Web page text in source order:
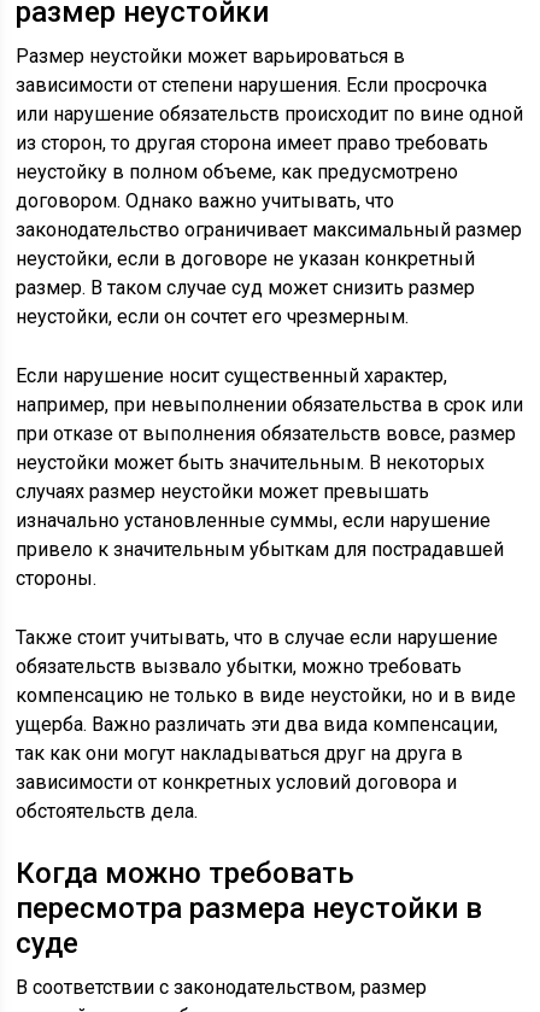
размер неустойки
Размер неустойки может варьироваться в
зависимости от степени нарушения. Если просрочка
или нарушение обязательств происходит по вине одной
из сторон, то другая сторона имеет право требовать
неустойку в полном объеме, как предусмотрено
договором. Однако важно учитывать, что
законодательство ограничивает максимальный размер
неустойки, если в договоре не указан конкретный
размер. В таком случае суд может снизить размер
неустойки, если он сочтет его чрезмерным.
Если нарушение носит существенный характер,
например, при невыполнении обязательства в срок или
при отказе от выполнения обязательств вовсе, размер
неустойки может быть значительным. В некоторых
случаях размер неустойки может превышать
изначально установленные суммы, если нарушение
привело к значительным убыткам для пострадавшей
стороны.
Также стоит учитывать, что в случае если нарушение
обязательств вызвало убытки, можно требовать
компенсацию не только в виде неустойки, но и в виде
ущерба. Важно различать эти два вида компенсации,
так как они могут накладываться друг на друга в
зависимости от конкретных условий договора и
обстоятельств дела.
Когда можно требовать
пересмотра размера неустойки в
суде
В соответствии с законодательством, размер